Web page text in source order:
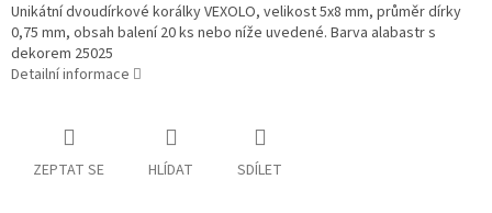
Unikátní dvoudírkové korálky VEXOLO, velikost 5x8 mm, průměr dírky
0,75 mm, obsah balení 20 ks nebo níže uvedené. Barva alabastr s
dekorem 25025
Detailní informace
ZEPTAT SE HLÍDAT SDÍLET